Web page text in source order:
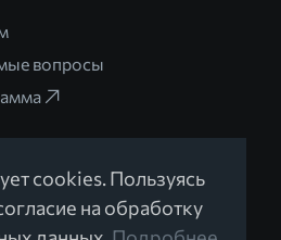
вопросы
cookies. Пользуясь
на обработку